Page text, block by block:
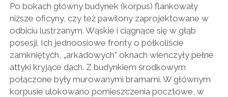
Po bokach główny budynek (korpus) flankowały
niższe oficyny, czy też pawilony zaprojektowane w
odbiciu lustrzanym. Wąskie i ciągnące się w głąb
posesji. Ich jednoosiowe fronty o półkoliście
zamkniętych, „arkadowych” oknach wieńczyły pełne
attyki kryjące dach. Z budynkiem środkowym
połączone były murowanymi bramami. W głównym
korpusie ulokowano pomieszczenia pocztowe, w